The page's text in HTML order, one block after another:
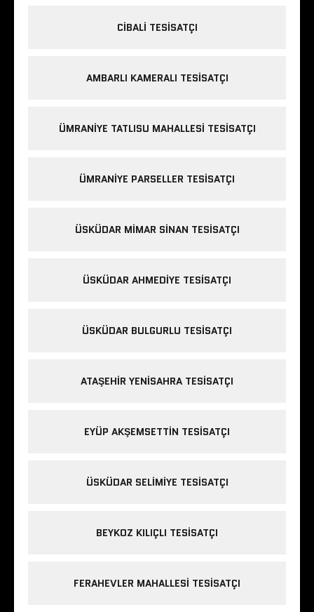
CIBALI TESISATÇI
AMBARLI KAMERALI TESISATÇI
ÜMRANIYE TATLISU MAHALLESI TESISATÇI
ÜMRANIYE PARSELLER TESISATÇI
ÜSKÜDAR MIMAR SINAN TESISATÇI
ÜSKÜDAR AHMEDIYE TESISATÇI
ÜSKÜDAR BULGURLU TESISATÇI
ATAŞEHIR YENISAHRA TESISATÇI
EYÜP AKŞEMSETTIN TESISATÇI
ÜSKÜDAR SELIMIYE TESISATÇI
BEYKOZ KILIÇLI TESISATÇI
FERAHEVLER MAHALLESI TESISATÇI